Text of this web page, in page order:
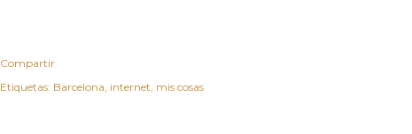
Compartir
Etiquetas: Barcelona internet mis cosas